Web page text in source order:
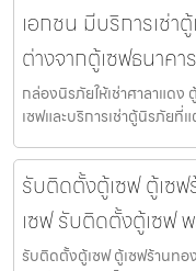
เอกชน มีบริการเช่า
ต่างจากตู้เซฟธนาค
กล่องนิรภัยให้เช่าศาลาแดง
เซฟและบริการเช่าตู้นิรภัยที่
รับติดตั้งตู้เซฟ ตู้เซ
เซฟ รับติดตั้งตู้เซฟ
รับติดตั้งตู้เซฟ ตู้เซฟร้านทอ